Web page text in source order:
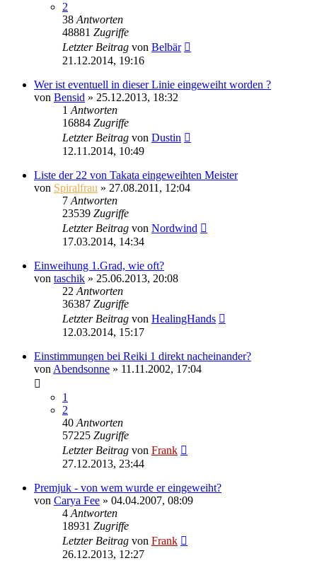
2
38 Antworten
48881 Zugriffe
Letzter Beitrag von Belbär
21.12.2014, 19:16
Wer ist eventuell in dieser Linie eingeweiht worden ?
von Bensid » 25.12.2013, 18:32
1 Antworten
16884 Zugriffe
Letzter Beitrag von Dustin
12.11.2014, 10:49
Liste der 22 von Takata eingeweihten Meister
von Spiralfrau » 27.08.2011, 12:04
7 Antworten
23539 Zugriffe
Letzter Beitrag von Nordwind
17.03.2014, 14:34
Einweihung 1.Grad, wie oft?
von taschik » 25.06.2013, 20:08
22 Antworten
36387 Zugriffe
Letzter Beitrag von HealingHands
12.03.2014, 15:17
Einstimmungen bei Reiki 1 direkt nacheinander?
von Abendsonne » 11.11.2002, 17:04
1
2
40 Antworten
57225 Zugriffe
Letzter Beitrag von Frank
27.12.2013, 23:44
Premjuk - von wem wurde er eingeweiht?
von Carya Fee » 04.04.2007, 08:09
4 Antworten
18931 Zugriffe
Letzter Beitrag von Frank
26.12.2013, 12:27